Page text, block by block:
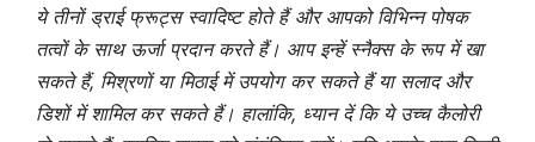
ये तीनों ड्राई फ्रूट्स स्वादिष्ट होते हैं और आपको विभिन्न पोषक
तत्वों के साथ ऊर्जा प्रदान करते हैं। आप इन्हें स्नैक्स के रूप में खा
सकते हैं, मिश्रणों या मिठाई में उपयोग कर सकते हैं या सलाद और
डिशों में शामिल कर सकते हैं। हालांकि, ध्यान दें कि ये उच्च कैलोरी